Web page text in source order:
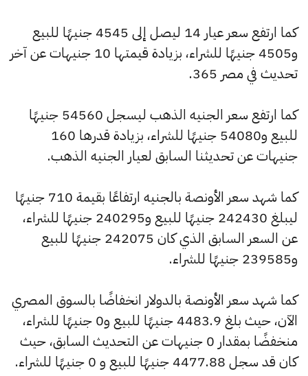
كما ارتفع سعر عيار 14 ليصل إلى 4545 جنيهًا للبيع
و4505 جنيهًا للشراء، بزيادة قيمتها 10 جنيهات عن آخر
تحديث في مصر 365.
كما ارتفع سعر الجنيه الذهب ليسجل 54560 جنيهًا
للبيع و54080 جنيهًا للشراء، بزيادة قدرها 160
جنيهات عن تحديثنا السابق لعيار الجنيه الذهب.
كما شهد سعر الأونصة بالجنيه ارتفاعًا بقيمة 710 جنيهًا
ليبلغ 242430 جنيهًا للبيع و240295 جنيهًا للشراء،
عن السعر السابق الذي كان 242075 جنيهًا للبيع
و239585 جنيهًا للشراء.
كما شهد سعر الأونصة بالدولار انخفاضًا بالسوق المصري
الآن، حيث بلغ 4483.9 جنيهًا للبيع و0 جنيهًا للشراء،
منخفضًا بمقدار 0 جنيهات عن التحديث السابق، حيث
كان قد سجل 4477.88 جنيهًا للبيع و 0 جنيهًا للشراء.